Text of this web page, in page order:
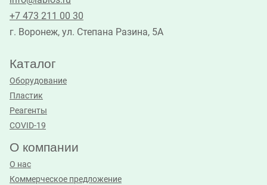
+7 473 211 00 30
г. Воронеж, ул. Степана Разина, 5А
Каталог
Оборудование
Пластик
Реагенты
COVID-19
О компании
О нас
Коммерческое предложение